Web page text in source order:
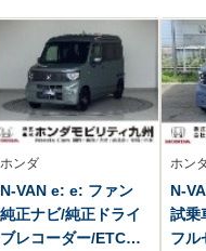
ホンダ
N-VAN e: e: ファン
純正ナビ/純正ドライ
ブレコーダー/ETC車
ホン
N-
試
フ